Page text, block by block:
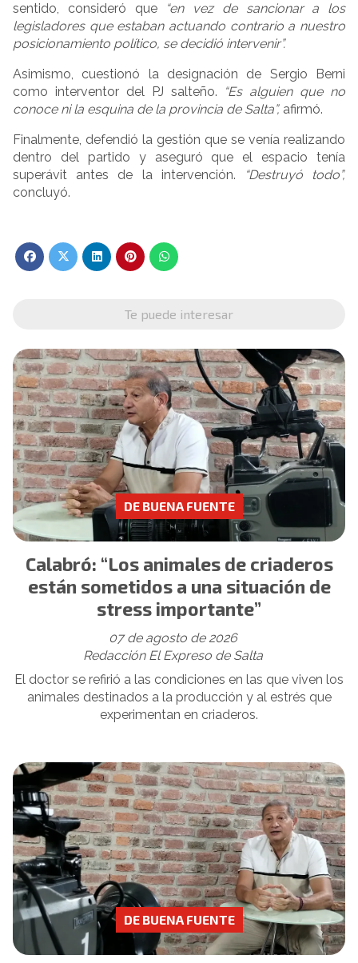
sentido, consideró que
“en vez de sancionar a los
legisladores que estaban actuando contrario a nuestro
posicionamiento político, se decidió intervenir”.
Asimismo, cuestionó la designación de Sergio Berni
como interventor del PJ salteño.
“Es alguien que no
conoce ni la esquina de la provincia de Salta”, afirmó.
Finalmente, defendió la gestión que se venía realizando
dentro del partido y aseguró que el espacio tenía
superávit antes de la intervención.
“Destruyó todo”,
concluyó.
Te puede interesar
Calabró: “Los animales de criaderos
están sometidos a una situación de
stress importante”
Redacción El Expreso de Salta
DE BUENA FUENTE
07 de agosto de 2026
El doctor se refirió a las condiciones en las que viven los
animales destinados a la producción y al estrés que
experimentan en criaderos.
DE BUENA FUENTE